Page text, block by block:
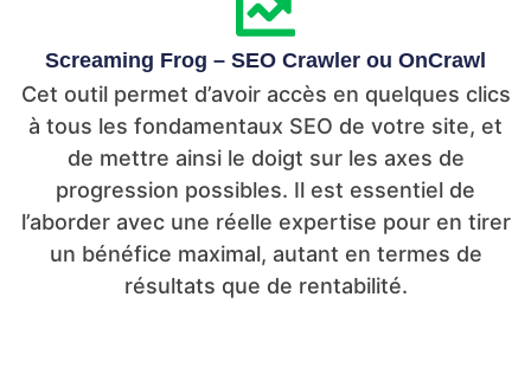
Screaming Frog – SEO Crawler ou OnCrawl
Cet outil permet d’avoir accès en quelques clics
à tous les fondamentaux SEO de votre site, et
de mettre ainsi le doigt sur les axes de
progression possibles. Il est essentiel de
l’aborder avec une réelle expertise pour en tirer
un bénéfice maximal, autant en termes de
résultats que de rentabilité.